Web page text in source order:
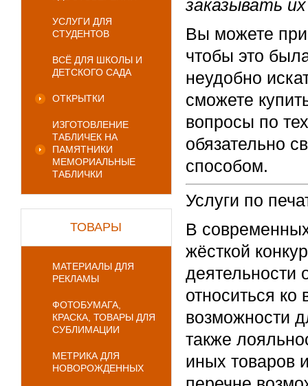
УСЛУГИ ДЛЯ
СТУДЕНТОВ
ВСЁ ДЛЯ ШКОЛЫ И
ДЕТСКОГО САДА
ОТКРЫТКИ
ИЗГОТОВЛЕНИЕ
ТАБЛИЧЕК НА
ПАМЯТНИКИ
МЕМОРИАЛЬНЫЕ
ТАБЛИЧКИ
ТОВАРЫ
МАТЕРИАЛЫ ДЛЯ
РЕКЛАМЫ
ФОТОБУМАГА,
КРАСКА, ТОВАРЫ ДЛЯ
СУБЛИМАЦИИ
МЕТРИКА ДЛЯ
НОВОРОЖДЕННЫХ
заказывать
Вы можете
чтобы это
неудобно
сможете
вопросы по
обязательно
способом.
Услуги по
В
жёсткой
относиться
возможности
также
иных товаров